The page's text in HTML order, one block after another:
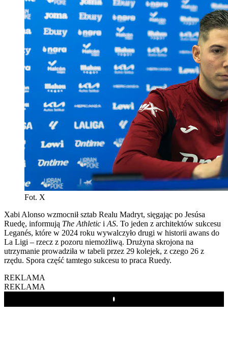
Fot. X
Xabi Alonso wzmocnił sztab Realu Madryt, sięgając po Jesúsa
Ruedę, informują The Athletic i AS. To jeden z architektów sukcesu
Leganés, które w 2024 roku wywalczyło drugi w historii awans do
La Ligi – rzecz z pozoru niemożliwą. Drużyna skrojona na
utrzymanie prowadziła w tabeli przez 29 kolejek, z czego 26 z
rzędu. Spora część tamtego sukcesu to praca Ruedy.
REKLAMA
REKLAMA
Play